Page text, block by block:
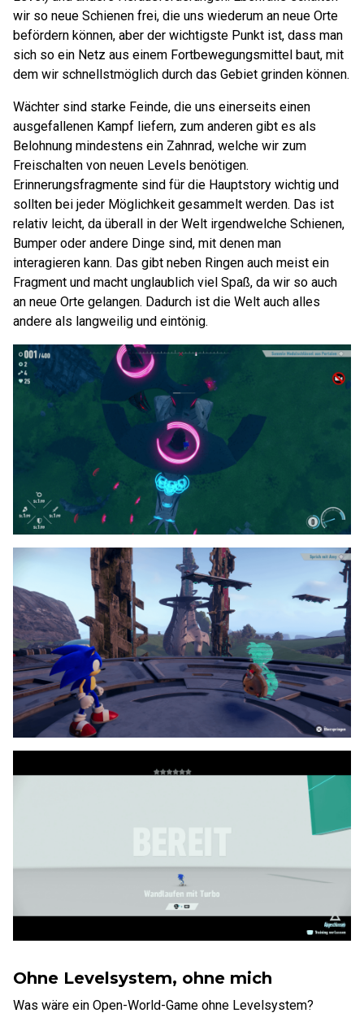
wir so neue Schienen frei, die uns wiederum an neue Orte
befördern können, aber der wichtigste Punkt ist, dass man
sich so ein Netz aus einem Fortbewegungsmittel baut, mit
dem wir schnellstmöglich durch das Gebiet grinden können.
Wächter sind starke Feinde, die uns einerseits einen
ausgefallenen Kampf liefern, zum anderen gibt es als
Belohnung mindestens ein Zahnrad, welche wir zum
Freischalten von neuen Levels benötigen.
Erinnerungsfragmente sind für die Hauptstory wichtig und
sollten bei jeder Möglichkeit gesammelt werden. Das ist
relativ leicht, da überall in der Welt irgendwelche Schienen,
Bumper oder andere Dinge sind, mit denen man
interagieren kann. Das gibt neben Ringen auch meist ein
Fragment und macht unglaublich viel Spaß, da wir so auch
an neue Orte gelangen. Dadurch ist die Welt auch alles
andere als langweilig und eintönig.
Ohne Levelsystem, ohne mich
Was wäre ein Open-World-Game ohne Levelsystem?